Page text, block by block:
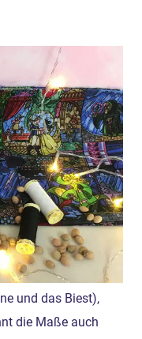
und das Biest),
die Maße auch